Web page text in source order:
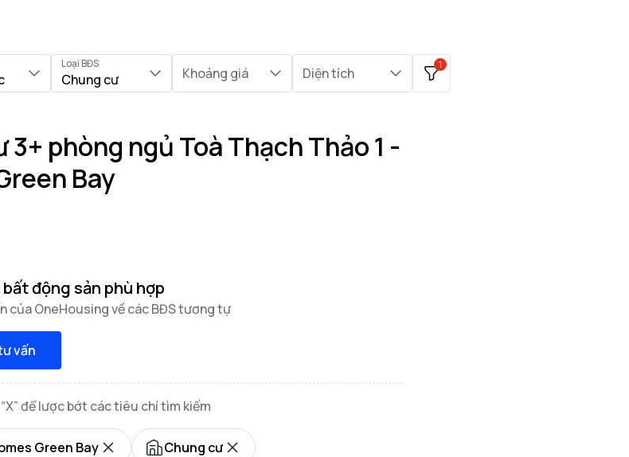
Loại BĐS
Chung cư Khoảng giá Diện tích
1
phòng ngủ Toà Thạch Thảo 1 -
Bay
động sản phù hợp
của OneHousing về các BĐS tương tự
vấn
để lược bớt các tiêu chí tìm kiếm
Green Bay Chung cư